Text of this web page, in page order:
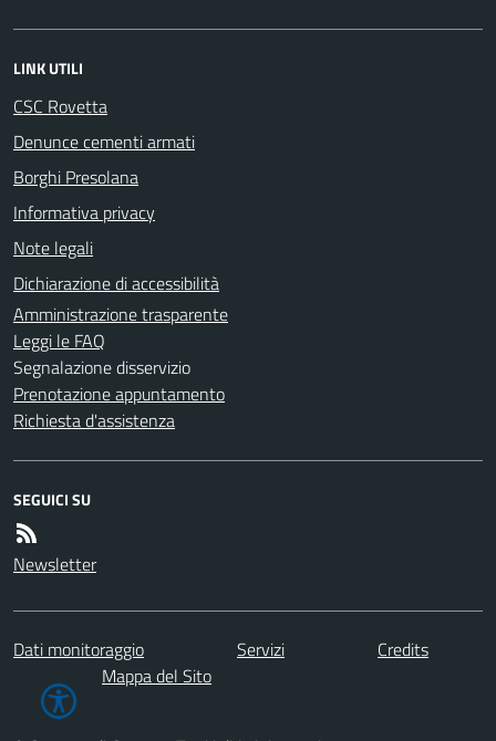
LINK UTILI
CSC Rovetta
Denunce cementi armati
Borghi Presolana
Informativa privacy
Note legali
Dichiarazione di accessibilità
Amministrazione trasparente
Leggi le FAQ
Segnalazione disservizio
Prenotazione appuntamento
Richiesta d'assistenza
SEGUICI SU
Newsletter
Dati monitoraggio Servizi
Credits
Mappa del Sito